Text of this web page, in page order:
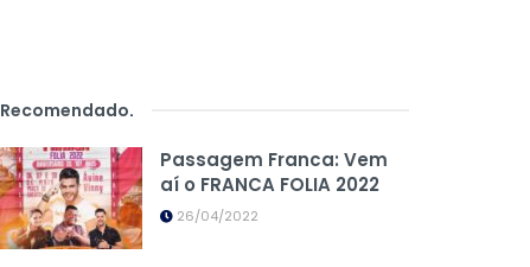
Recomendado.
Passagem Franca: Vem
aí o FRANCA FOLIA 2022
26/04/2022